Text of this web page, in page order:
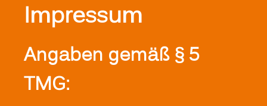
Impressum
Angaben gemäß § 5
TMG: